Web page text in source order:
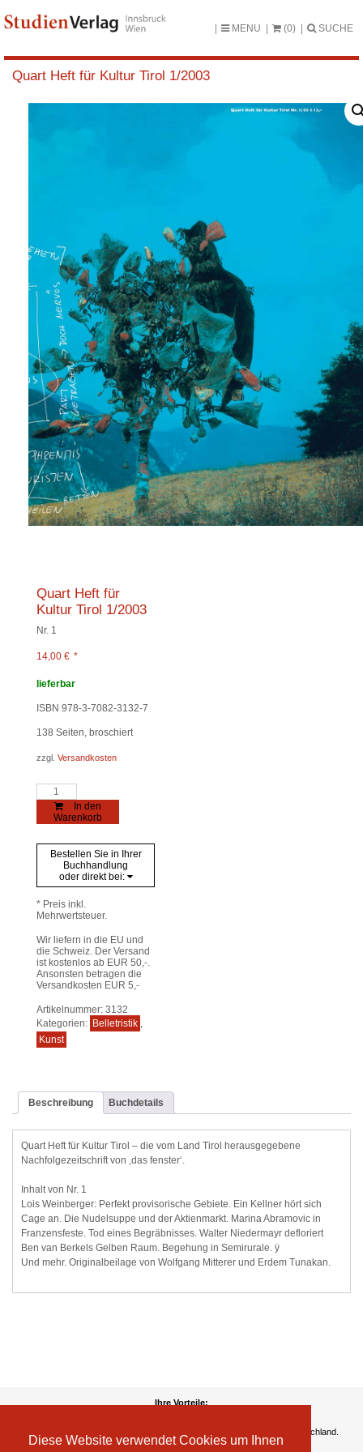
Diese Website verwendet Cookies um Ihnen
MENU (0) SUCHE
Quart Heft für Kultur Tirol 1/2003
Quart Heft für
Kultur Tirol 1/2003
Nr. 1
14,00 € *
lieferbar
ISBN 978-3-7082-3132-7
138 Seiten, broschiert
zzgl. Versandkosten
Quart
Heft
Kultur
1/2003
Menge
In den
Warenkorb
Bestellen Sie in Ihrer
Buchhandlung
oder direkt bei:
* Preis inkl.
Mehrwertsteuer.
Wir liefern in die EU und
die Schweiz. Der Versand
ist kostenlos ab EUR 50,-.
Ansonsten betragen die
Versandkosten EUR 5,-
Artikelnummer: 3132
Kategorien: Belletristik ,
Kunst
Beschreibung Buchdetails
Quart Heft für Kultur Tirol – die vom Land Tirol herausgegebene
Nachfolgezeitschrift von ‚das fenster‘.
Inhalt von Nr. 1
Lois Weinberger: Perfekt provisorische Gebiete. Ein Kellner hört sich
Cage an. Die Nudelsuppe und der Aktienmarkt. Marina Abramovic in
Franzensfeste. Tod eines Begräbnisses. Walter Niedermayr defloriert
Ben van Berkels Gelben Raum. Begehung in Semirurale. ÿ
Und mehr. Originalbeilage von Wolfgang Mitterer und Erdem Tunakan.
Ihre Vorteile:
Wir liefern kostenlos ab EUR 50,- Bestellwert nach Österreich und Deutschland.
Zahlungsarten